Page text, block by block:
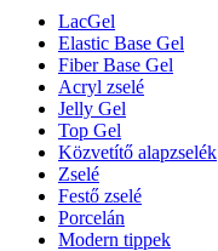
LacGel
Elastic Base Gel
Fiber Base Gel
Acryl zselé
Jelly Gel
Top Gel
Közvetítő alapzselék
Zselé
Festő zselé
Porcelán
Modern tippek